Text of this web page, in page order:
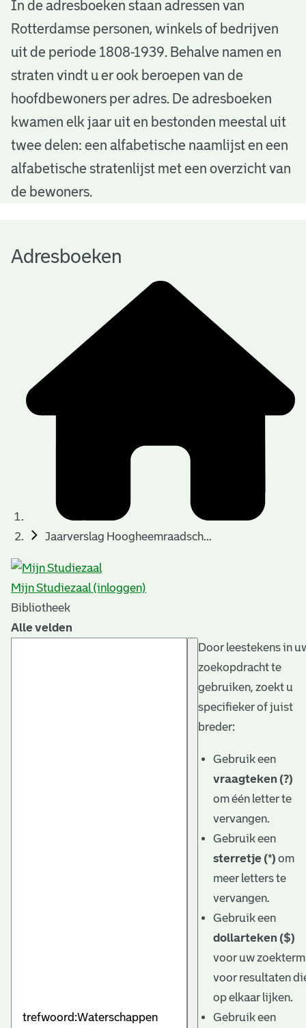
A
d
e
b
o
e
e
In de adresboeken staan adressen van
Rotterdamse personen, winkels of bedrijven
uit de periode 1808-1939. Behalve namen en
straten vindt u er ook beroepen van de
hoofdbewoners per adres. De adresboeken
kwamen elk jaar uit en bestonden meestal uit
twee delen: een alfabetische naamlijst en een
alfabetische stratenlijst met een overzicht van
de bewoners.
Adresboeken
Jaarverslag Hoogheemraadsch...
Mijn Studiezaal (inloggen)
Bibliotheek
Alle velden
Door leestekens in
zoekopdracht te
gebruiken, zoekt u
specifieker of juist
breder:
Gebruik een
vraagteken (?)
om één letter te
vervangen.
Gebruik een
sterretje (*) om
meer letters te
vervangen.
Gebruik een
dollarteken ($)
voor uw zoekterm
voor resultaten
op elkaar lijken.
Gebruik een